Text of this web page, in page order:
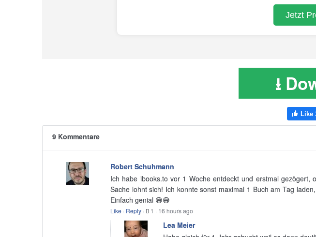
⭳
9 Kommentare
Robert Schuhmann
Ich habe ibooks.to vor 1 Woche entdeckt und erstmal
Sache lohnt sich! Ich konnte sonst maximal 1 Buch am Tag
Einfach genial 😅😅
Like · Reply · 1 · 16 hours ago
Lea Meier